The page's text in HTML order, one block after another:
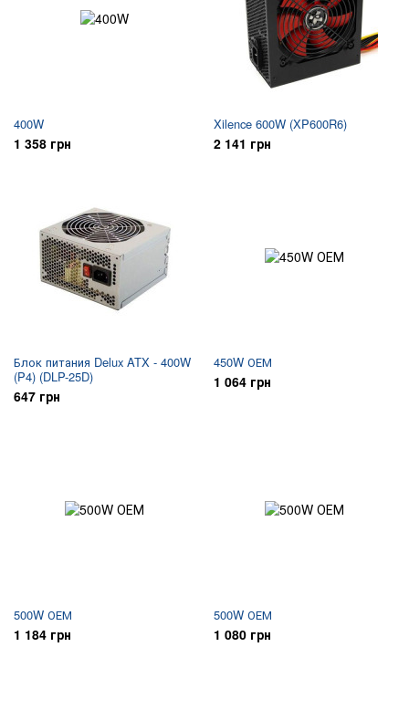
400W
1 358 грн
Xilence 600W (XP600R6)
2 141 грн
Блок питания Delux ATX - 400W
(P4) (DLP-25D)
647 грн
450W ОЕМ
1 064 грн
500W ОЕМ
1 184 грн
500W ОЕМ
1 080 грн